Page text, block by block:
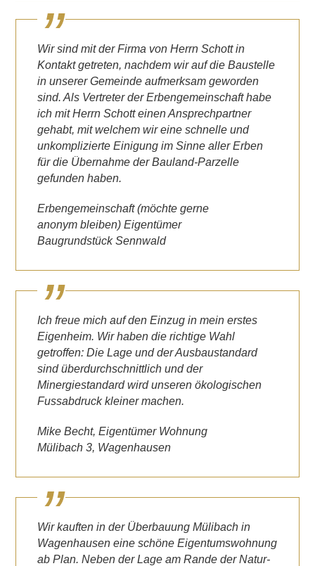
Wir sind mit der Firma von Herrn Schott in
Kontakt getreten, nachdem wir auf die Baustelle
in unserer Gemeinde aufmerksam geworden
sind. Als Vertreter der Erbengemeinschaft habe
ich mit Herrn Schott einen Ansprechpartner
gehabt, mit welchem wir eine schnelle und
unkomplizierte Einigung im Sinne aller Erben
für die Übernahme der Bauland-Parzelle
gefunden haben.
Erbengemeinschaft (möchte gerne
anonym bleiben) Eigentümer
Baugrundstück Sennwald
Ich freue mich auf den Einzug in mein erstes
Eigenheim. Wir haben die richtige Wahl
getroffen: Die Lage und der Ausbaustandard
sind überdurchschnittlich und der
Minergiestandard wird unseren ökologischen
Fussabdruck kleiner machen.
Mike Becht, Eigentümer Wohnung
Mülibach 3, Wagenhausen
Wir kauften in der Überbauung Mülibach in
Wagenhausen eine schöne Eigentumswohnung
ab Plan. Neben der Lage am Rande der Natur-